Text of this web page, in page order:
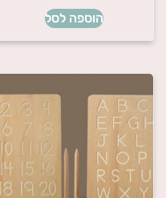
הוספה לסל